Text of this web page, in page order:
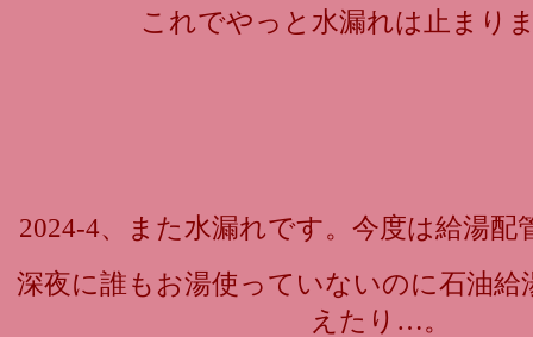
これでやっと水漏れは止まり
2024-4、また水漏れです。今度は給湯配
深夜に誰もお湯使っていないのに石油給
えたり…。